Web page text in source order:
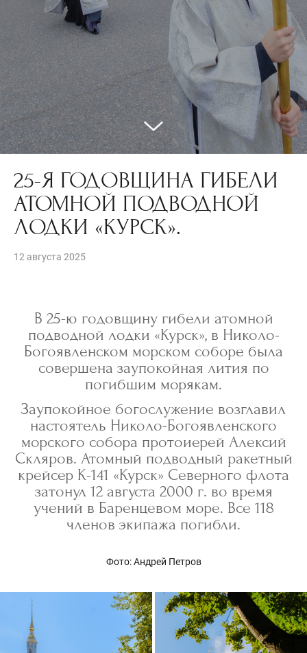
25-Я ГОДОВЩИНА ГИБЕЛИ
АТОМНОЙ ПОДВОДНОЙ
ЛОДКИ «КУРСК».
12 августа 2025
В 25-ю годовщину гибели атомной
подводной лодки «Курск», в Николо-
Богоявленском морском соборе была
совершена заупокойная лития по
погибшим морякам.
Заупокойное богослужение возглавил
настоятель Николо-Богоявленского
морского собора протоиерей Алексий
Скляров. Атомный подводный ракетный
крейсер К-141 «Курск» Северного флота
затонул 12 августа 2000 г. во время
учений в Баренцевом море. Все 118
членов экипажа погибли.
Фото: Андрей Петров